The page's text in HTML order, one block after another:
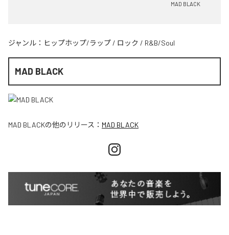
MAD BLACK
ジャンル： ヒップホップ/ラップ / ロック / R&B/Soul
MAD BLACK
MAD BLACKの他のリリース： MAD BLACK